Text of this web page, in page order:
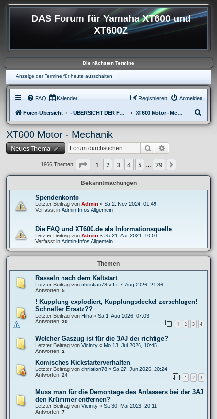
DAS Forum für Yamaha XT600 und
XT600Z
Die nächsten Termine
Anzeige der Termine für heute ausschalten
FAQ Kalender Anmelden
Registrieren
Foren-Übersicht - ÜBERSICHT DER FOREN XT600 XT600 Motor - Mechanik
u
XT600 Motor - Mechanik
Neues Thema Suche
1966 Themen Seite 1von 79
1 2 3 4 5 79
Bekanntmachungen
Spendenkonto
Letzter Beitrag von Admin « Sa 2. Nov 2024, 01:49
Verfasst in Admin-Infos Allgemein
Die FAQ und XT600.de als Informationsquelle
Letzter Beitrag von Admin « So 21. Apr 2024, 10:08
Verfasst in Admin-Infos Allgemein
Themen
Rasseln nach dem Kaltstart
Letzter Beitrag von christian78 « Fr 7. Aug 2026, 21:36
Antworten: 5
! Kupplung explodiert, Kupplungsdeckel zerschlagen!
Schneller Ersatz??
Letzter Beitrag von Hiha « Sa 1. Aug 2026, 07:03
Antworten: 30 1 2 3 4
Welcher Gaszug ist für die 3AJ der richtige?
Letzter Beitrag von Vicinity « Mo 13. Jul 2026, 10:45
Antworten: 2
Komisches Kickstarterverhalten
Letzter Beitrag von christian78 « Sa 27. Jun 2026, 20:24
Antworten: 24 1 2 3
Muss man für die Demontage des Anlassers bei der 3AJ
den Krümmer entfernen?
Letzter Beitrag von Vicinity « Sa 30. Mai 2026, 20:11
Antworten: 7